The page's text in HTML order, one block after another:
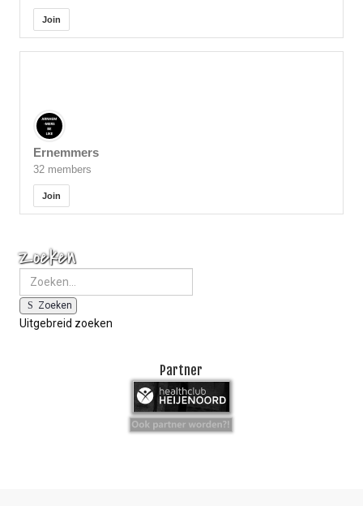
Join
Ernemmers
32 members
Join
Zoeken
Zoeken
Uitgebreid zoeken
Partner